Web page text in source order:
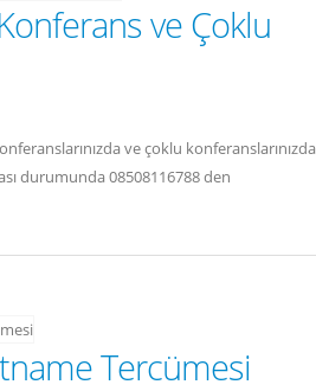
ve Çoklu
ve çoklu konferanslarınızda
durumunda 08508116788 den
Tercümesi